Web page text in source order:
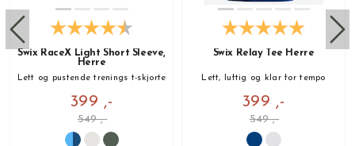
Swix RaceX Light Short Sleeve,
Herre
Lett og pustende trenings t-skjorte
399 ,-
549 ,-
Swix Relay Tee Herre
Lett, luftig og klar for tempo
399 ,-
549 ,-